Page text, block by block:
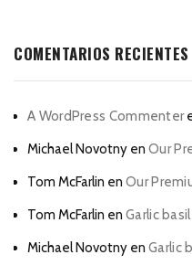
COMENTARIOS RECIENTES
A WordPress Commenter
Michael Novotny en Our
Tom McFarlin en Our
Tom McFarlin en Garlic
Michael Novotny en Garlic